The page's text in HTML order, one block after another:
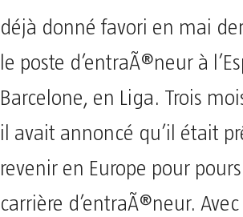
déjà donné favori en mai
le poste d’entraÃ®neur à
Barcelone, en Liga. Trois
il avait annoncé qu’il était
revenir en Europe pour
carrière d’entraÃ®neur. Avec